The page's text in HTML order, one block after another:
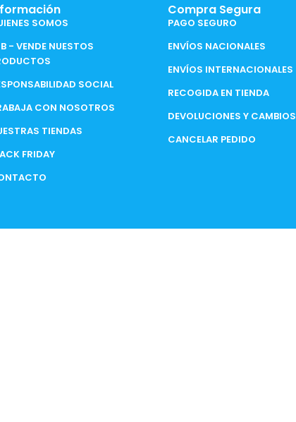
SOMOS
- VENDE NUESTOS
SOCIAL
CON NOSOTROS
TIENDAS
FRIDAY
Compra Segura
PAGO SEGURO
ENVÍOS NACIONALES
ENVÍOS INTERNACIONALES
RECOGIDA EN TIENDA
DEVOLUCIONES Y CAMBIOS
CANCELAR PEDIDO